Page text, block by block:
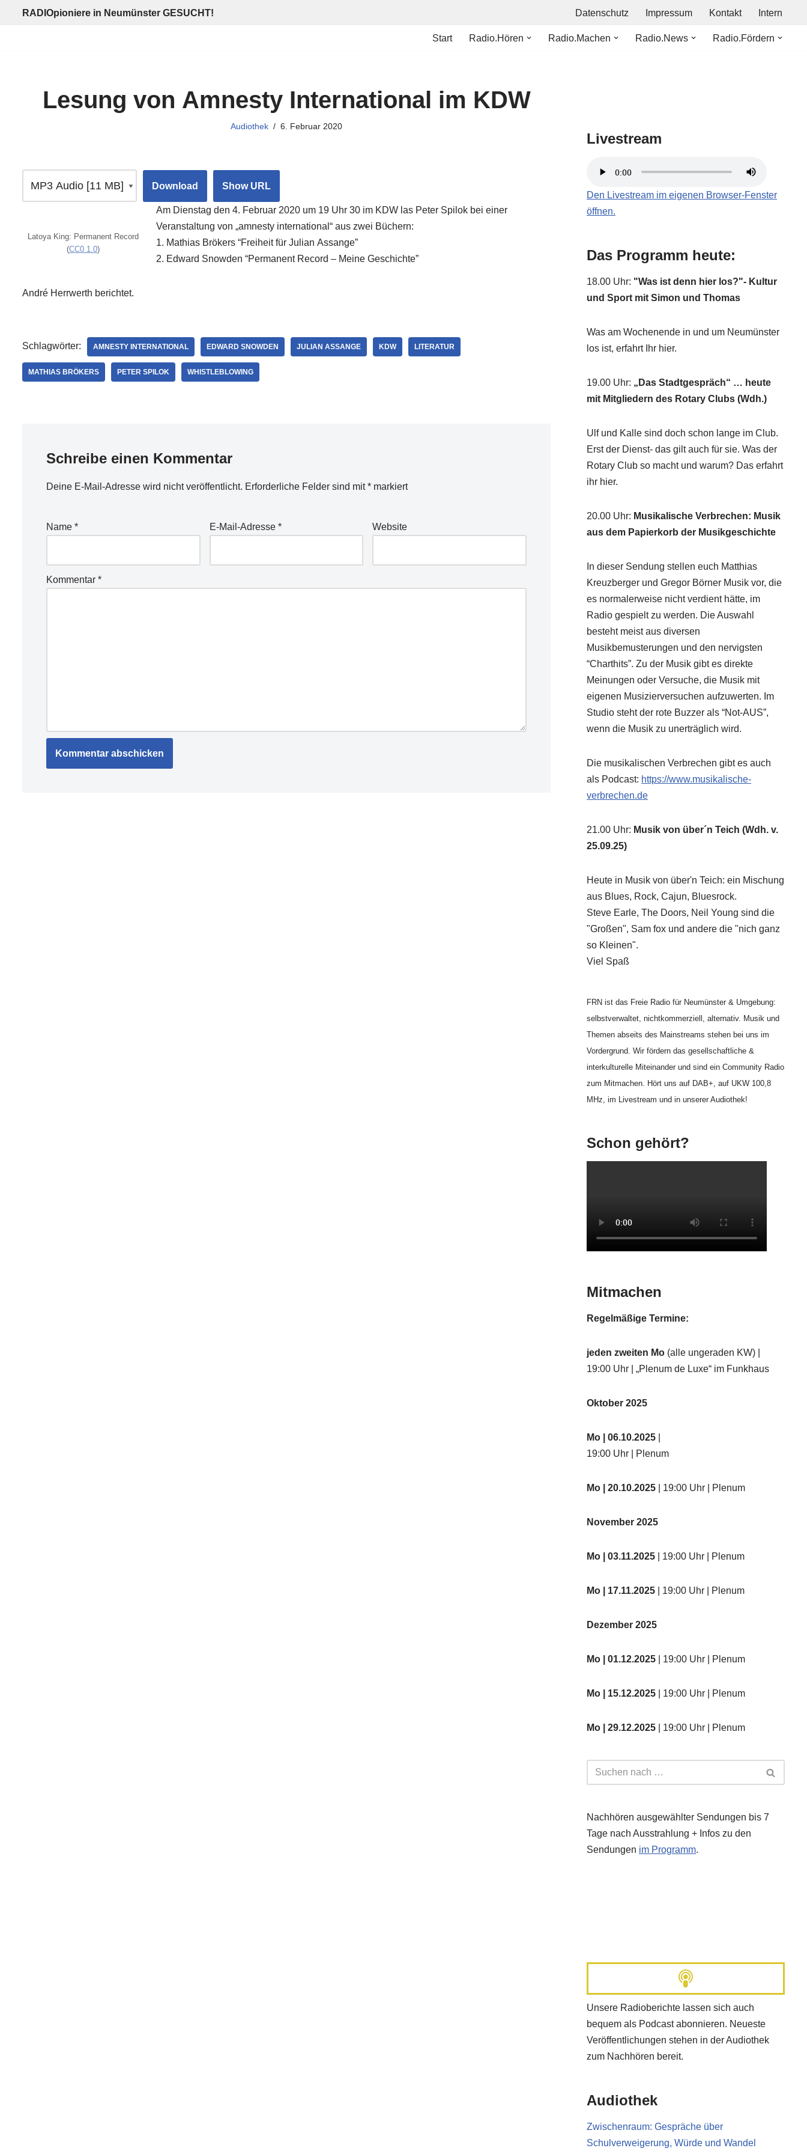
RADIOpioniere in Neumünster GESUCHT! Datenschutz Impressum Kontakt Intern
Start Radio.Hören Radio.Machen Radio.News Radio.Fördern
Lesung von Amnesty International im KDW
Audiothek 6. Februar 2020
Download Show URL
Latoya King: Permanent Record
(CC0 1.0)
Am Dienstag den 4. Februar 2020 um 19 Uhr 30 im KDW las Peter Spilok bei einer
Veranstaltung von „amnesty international“ aus zwei Büchern:
1. Mathias Brökers “Freiheit für Julian Assange”
2. Edward Snowden “Permanent Record – Meine Geschichte”
André Herrwerth berichtet.
Schlagwörter: AMNESTY INTERNATIONAL EDWARD SNOWDEN JULIAN ASSANGE KDW LITERATUR
MATHIAS BRÖKERS PETER SPILOK WHISTLEBLOWING
Schreibe einen Kommentar
Deine E-Mail-Adresse wird nicht veröffentlicht. Erforderliche Felder sind mit* markiert
Name * E-Mail-Adresse * Website
Kommentar *
Livestream
Den Livestream im eigenen Browser-Fenster
öffnen.
Das Programm heute:
18.00 Uhr: "Was ist denn hier los?"- Kultur
und Sport mit Simon und Thomas
Was am Wochenende in und um Neumünster
los ist, erfahrt Ihr hier.
19.00 Uhr: „Das Stadtgespräch“ … heute
mit Mitgliedern des Rotary Clubs (Wdh.)
Ulf und Kalle sind doch schon lange im Club.
Erst der Dienst- das gilt auch für sie. Was der
Rotary Club so macht und warum? Das erfahrt
ihr hier.
20.00 Uhr: Musikalische Verbrechen: Musik
aus dem Papierkorb der Musikgeschichte
In dieser Sendung stellen euch Matthias
Kreuzberger und Gregor Börner Musik vor, die
es normalerweise nicht verdient hätte, im
Radio gespielt zu werden. Die Auswahl
besteht meist aus diversen
Musikbemusterungen und den nervigsten
“Charthits”. Zu der Musik gibt es direkte
Meinungen oder Versuche, die Musik mit
eigenen Musizierversuchen aufzuwerten. Im
Studio steht der rote Buzzer als “Not-AUS”,
wenn die Musik zu unerträglich wird.
Die musikalischen Verbrechen gibt es auch
als Podcast: https://www.musikalische-
verbrechen.de
21.00 Uhr: Musik von über´n Teich (Wdh. v.
25.09.25)
Heute in Musik von über'n Teich: ein Mischung
aus Blues, Rock, Cajun, Bluesrock.
Steve Earle, The Doors, Neil Young sind die
"Großen", Sam fox und andere die "nich ganz
so Kleinen".
Viel Spaß
FRN ist das Freie Radio für Neumünster & Umgebung:
selbstverwaltet, nichtkommerziell, alternativ. Musik und
Themen abseits des Mainstreams stehen bei uns im
Vordergrund. Wir fördern das gesellschaftliche &
interkulturelle Miteinander und sind ein Community Radio
zum Mitmachen. Hört uns auf DAB+, auf UKW 100,8
MHz, im Livestream und in unserer Audiothek!
Schon gehört?
Mitmachen
Regelmäßige Termine:
jeden zweiten Mo (alle ungeraden KW) |
19:00 Uhr | „Plenum de Luxe“ im Funkhaus
Oktober 2025
Mo | 06.10.2025
19:00 Uhr | Plenum
Mo | 20.10.2025 | 19:00 Uhr | Plenum
November 2025
Mo | 03.11.2025 | 19:00 Uhr | Plenum
Mo | 17.11.2025 | 19:00 Uhr | Plenum
Dezember 2025
Mo | 01.12.2025 | 19:00 Uhr | Plenum
Mo | 15.12.2025 | 19:00 Uhr | Plenum
Mo | 29.12.2025 | 19:00 Uhr | Plenum
Nachhören ausgewählter Sendungen bis 7
Tage nach Ausstrahlung + Infos zu den
Sendungen im Programm.
Unsere Radioberichte lassen sich auch
bequem als Podcast abonnieren. Neueste
Veröffentlichungen stehen in der Audiothek
zum Nachhören bereit.
Audiothek
Zwischenraum: Gespräche über
Schulverweigerung, Würde und Wandel